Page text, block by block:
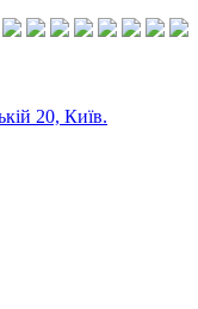
20, Київ.